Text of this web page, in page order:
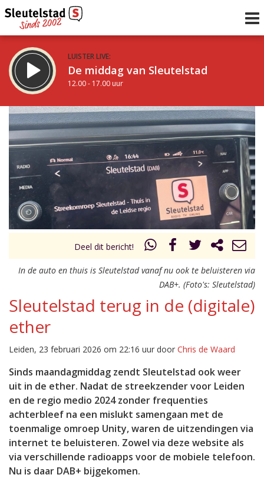
LUISTER LIVE:
De middag van Sleutelstad
12.00 - 17.00 uur
STRAKS:
Sleutelstad 30
17.00 - 19.00 uur
Vorig uur
uur 1 van 0 Volgend uur
Deel dit bericht!
In de auto en thuis is Sleutelstad vanaf nu ook te beluisteren via
DAB+. (Foto's: Sleutelstad)
Sleutelstad terug in de (digitale)
ether
Leiden, 23 februari 2026 om 22:16 uur door Chris de Waard
Sinds maandagmiddag zendt Sleutelstad ook weer
uit in de ether. Nadat de streekzender voor Leiden
en de regio medio 2024 zonder frequenties
achterbleef na een mislukt samengaan met de
toenmalige omroep Unity, waren de uitzendingen via
internet te beluisteren. Zowel via deze website als
via verschillende radioapps voor de mobiele telefoon.
Nu is daar DAB+ bijgekomen.